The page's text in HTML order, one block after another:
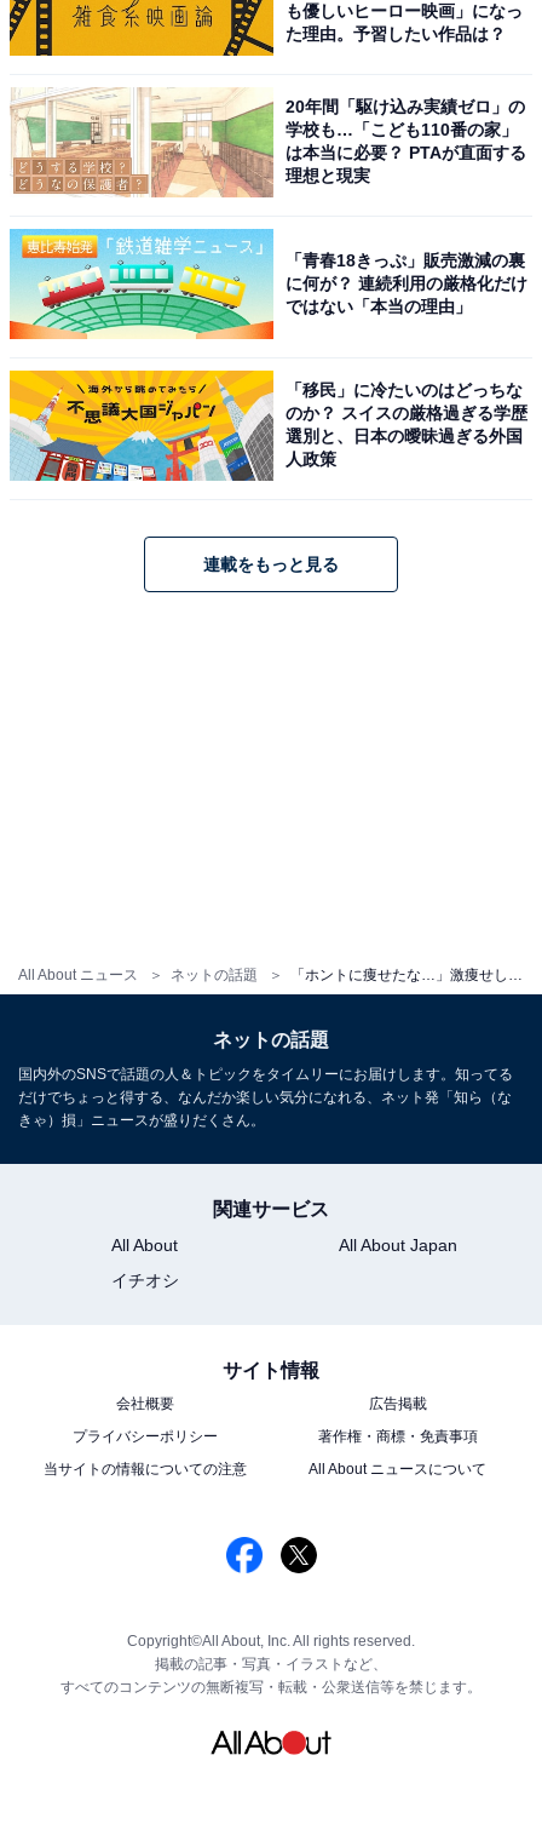
All About ニュース ネットの話題
も優しいヒーロー映画」になっ
た理由。予習したい作品は？
20年間「駆け込み実績ゼロ」の
学校も…「こども110番の家」
は本当に必要？ PTAが直面する
理想と現実
「青春18きっぷ」販売激減の裏
に何が？ 連続利用の厳格化だけ
ではない「本当の理由」
「移民」に冷たいのはどっちな
のか？ スイスの厳格過ぎる学歴
選別と、日本の曖昧過ぎる外国
人政策
連載をもっと見る
ネットの話題
国内外のSNSで話題の人＆トピックをタイムリーにお届けします。知ってる
だけでちょっと得する、なんだか楽しい気分になれる、ネット発「知ら（な
きゃ）損」ニュースが盛りだくさん。
関連サービス
All About
All About Japan
イチオシ
サイト情報
会社概要
広告掲載
プライバシーポリシー
著作権・商標・免責事項
当サイトの情報についての注意
All About ニュースについて
Copyright©All About, Inc. All rights reserved.
掲載の記事・写真・イラストなど、
すべてのコンテンツの無断複写・転載・公衆送信等を禁じます。